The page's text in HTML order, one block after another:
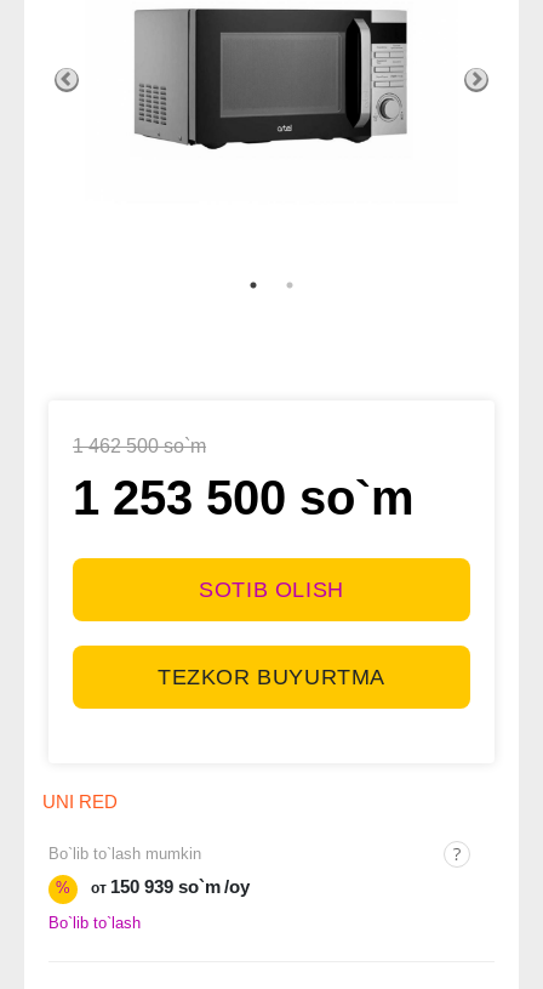
1 462 500 so`m
1 253 500 so`m
SOTIB OLISH
TEZKOR BUYURTMA
UNI RED
Bo`lib to`lash mumkin
%
от 150 939 so`m/oy
Bo`lib to`lash